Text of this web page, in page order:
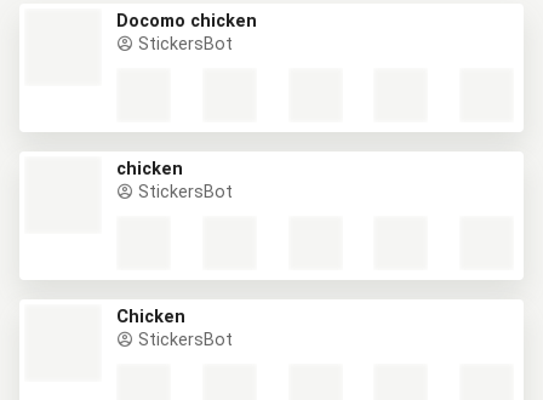
Docomo chicken
StickersBot
chicken
StickersBot
Chicken
StickersBot